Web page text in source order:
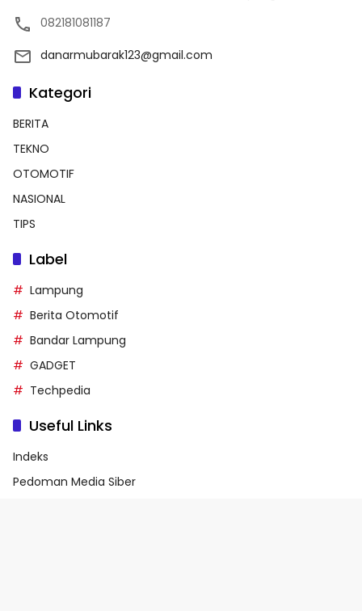
082181081187
danarmubarak123@gmail.com
Kategori
BERITA
TEKNO
OTOMOTIF
NASIONAL
TIPS
Label
Lampung
Berita Otomotif
Bandar Lampung
GADGET
Techpedia
Useful Links
Indeks
Pedoman Media Siber